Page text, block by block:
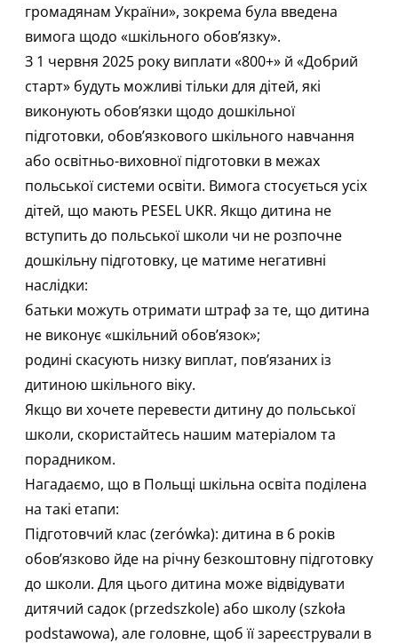
громадянам України», зокрема була введена
вимога щодо «шкільного обов’язку».
З 1 червня 2025 року виплати «800+» й «Добрий
старт» будуть можливі тільки для дітей, які
виконують обов’язки щодо дошкільної
підготовки, обов’язкового шкільного навчання
або освітньо-виховної підготовки в межах
польської системи освіти. Вимога стосується усіх
дітей, що мають PESEL UKR. Якщо дитина не
вступить до польської школи чи не розпочне
дошкільну підготовку, це матиме негативні
наслідки:
батьки можуть отримати штраф за те, що дитина
не виконує «шкільний обов’язок»;
родині скасують низку виплат, пов’язаних із
дитиною шкільного віку.
Якщо ви хочете перевести дитину до польської
школи, скористайтесь нашим матеріалом та
порадником.
Нагадаємо, що в Польщі шкільна освіта поділена
на такі етапи:
Підготовчий клас (zerówka): дитина в 6 років
обов’язково йде на річну безкоштовну підготовку
до школи. Для цього дитина може відвідувати
дитячий садок (przedszkole) або школу (szkoła
podstawowa), але головне, щоб її зареєстрували в